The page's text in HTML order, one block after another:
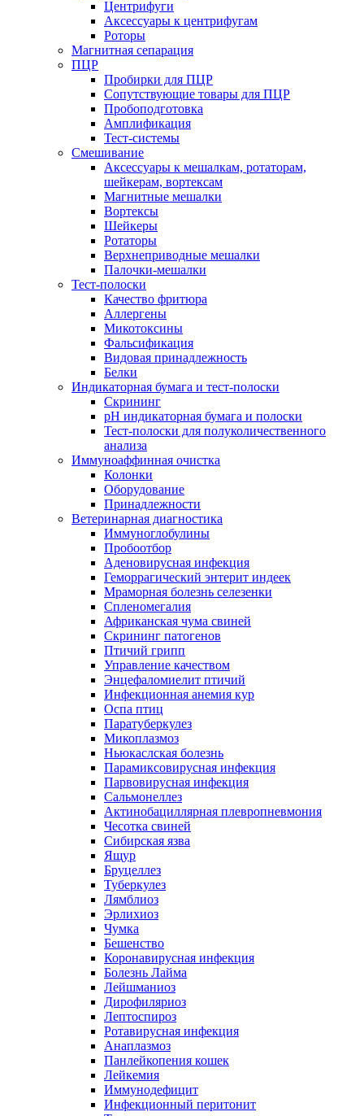
Центрифуги
Аксессуары к центрифугам
Роторы
Магнитная сепарация
ПЦР
Пробирки для ПЦР
Сопутствующие товары для ПЦР
Пробоподготовка
Амплификация
Тест-системы
Смешивание
Аксессуары к мешалкам, ротаторам,
шейкерам, вортексам
Магнитные мешалки
Вортексы
Шейкеры
Ротаторы
Верхнеприводные мешалки
Палочки-мешалки
Тест-полоски
Качество фритюра
Аллергены
Микотоксины
Фальсификация
Видовая принадлежность
Белки
Индикаторная бумага и тест-полоски
Скрининг
pH индикаторная бумага и полоски
Тест-полоски для полуколичественного
анализа
Иммуноаффинная очистка
Колонки
Оборудование
Принадлежности
Ветеринарная диагностика
Иммуноглобулины
Пробоотбор
Аденовирусная инфекция
Геморрагический энтерит индеек
Мраморная болезнь селезенки
Спленомегалия
Африканская чума свиней
Скрининг патогенов
Птичий грипп
Управление качеством
Энцефаломиелит птичий
Инфекционная анемия кур
Оспа птиц
Паратуберкулез
Микоплазмоз
Ньюкаслская болезнь
Парамиксовирусная инфекция
Парвовирусная инфекция
Сальмонеллез
Актинобациллярная плевропневмония
Чесотка свиней
Сибирская язва
Ящур
Бруцеллез
Туберкулез
Лямблиоз
Эрлихиоз
Чумка
Бешенство
Коронавирусная инфекция
Болезнь Лайма
Лейшманиоз
Дирофиляриоз
Лептоспироз
Ротавирусная инфекция
Анаплазмоз
Панлейкопения кошек
Лейкемия
Иммунодефицит
Инфекционный перитонит